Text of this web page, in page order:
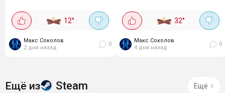
Ключи и гифты можно
посмотреть на Plati и GGSEL.
Мрачный экшен про
бессмертных в...
12°
Макс Соколов
2 дня назад
0
КЗ-акке: Need for Speed
Unbound можно взять за
Need for Speed Heat тоже
продаётся - сейчас цена...
32°
Макс Соколов
4 дня назад
0
Ещё из Steam Ещё